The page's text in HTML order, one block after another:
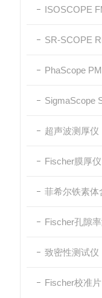
ISOSCOPE
SR-SCOPE
PhaScope
SigmaScope
超声波测厚仪
Fischer膜厚仪
菲希尔铁素体
Fischer孔隙
致密性测试仪
Fischer校准片